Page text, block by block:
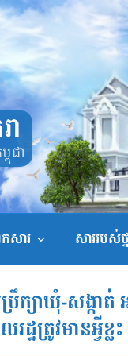
ជា
សារ សាររបស់
រឹក្សាឃុំ-សង្កា
ដ្ឋត្រូវមានអ្វីខ្